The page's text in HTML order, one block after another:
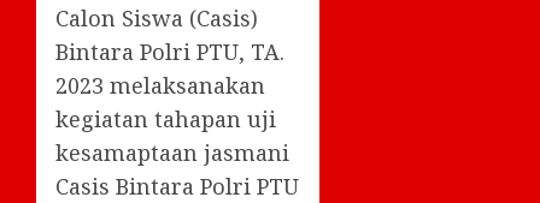
Calon Siswa (Casis)
Bintara Polri PTU, TA.
2023 melaksanakan
kegiatan tahapan uji
kesamaptaan jasmani
Casis Bintara Polri PTU